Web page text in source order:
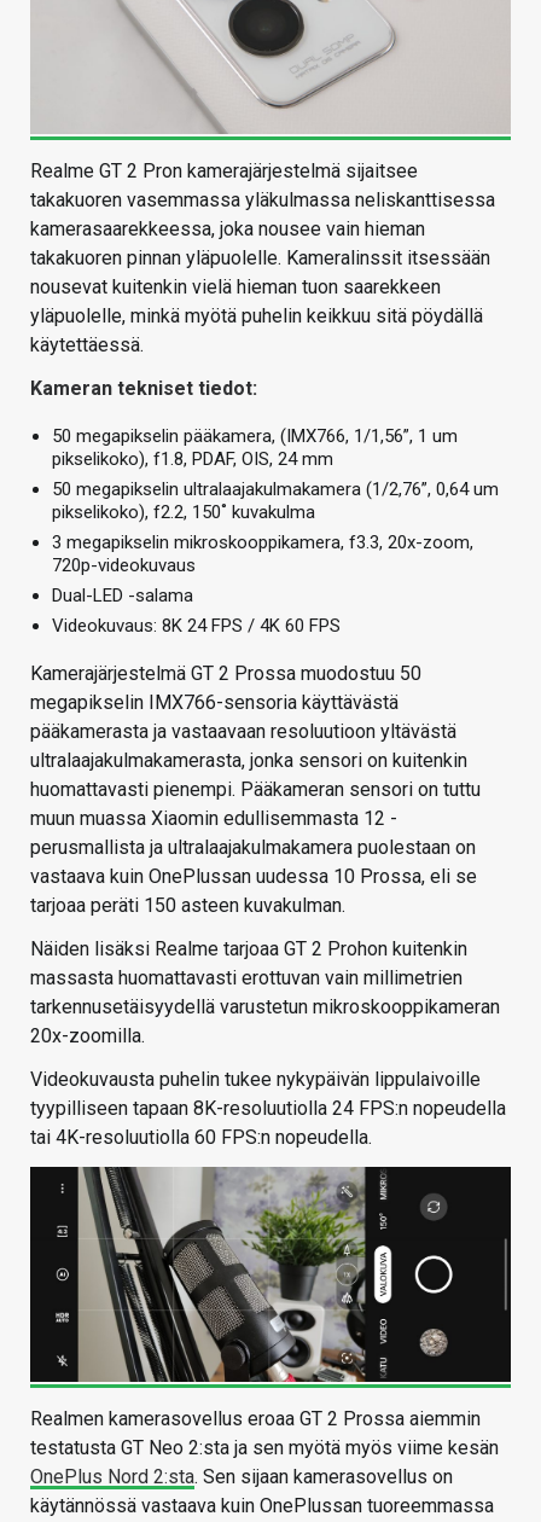
Realme GT 2 Pron kamerajärjestelmä sijaitsee
takakuoren vasemmassa yläkulmassa neliskanttisessa
kamerasaarekkeessa, joka nousee vain hieman
takakuoren pinnan yläpuolelle. Kameralinssit itsessään
nousevat kuitenkin vielä hieman tuon saarekkeen
yläpuolelle, minkä myötä puhelin keikkuu sitä pöydällä
käytettäessä.
Kameran tekniset tiedot:
50 megapikselin pääkamera, (IMX766, 1/1,56”, 1 um
pikselikoko), f1.8, PDAF, OIS, 24 mm
50 megapikselin ultralaajakulmakamera (1/2,76”, 0,64 um
pikselikoko), f2.2, 150˚ kuvakulma
3 megapikselin mikroskooppikamera, f3.3, 20x-zoom,
720p-videokuvaus
Dual-LED -salama
Videokuvaus: 8K 24 FPS / 4K 60 FPS
Kamerajärjestelmä GT 2 Prossa muodostuu 50
megapikselin IMX766-sensoria käyttävästä
pääkamerasta ja vastaavaan resoluutioon yltävästä
ultralaajakulmakamerasta, jonka sensori on kuitenkin
huomattavasti pienempi. Pääkameran sensori on tuttu
muun muassa Xiaomin edullisemmasta 12 -
perusmallista ja ultralaajakulmakamera puolestaan on
vastaava kuin OnePlussan uudessa 10 Prossa, eli se
tarjoaa peräti 150 asteen kuvakulman.
Näiden lisäksi Realme tarjoaa GT 2 Prohon kuitenkin
massasta huomattavasti erottuvan vain millimetrien
tarkennusetäisyydellä varustetun mikroskooppikameran
20x-zoomilla.
Videokuvausta puhelin tukee nykypäivän lippulaivoille
tyypilliseen tapaan 8K-resoluutiolla 24 FPS:n nopeudella
tai 4K-resoluutiolla 60 FPS:n nopeudella.
Realmen kamerasovellus eroaa GT 2 Prossa aiemmin
testatusta GT Neo 2:sta ja sen myötä myös viime kesän
OnePlus Nord 2:sta. Sen sijaan kamerasovellus on
käytännössä vastaava kuin OnePlussan tuoreemmassa